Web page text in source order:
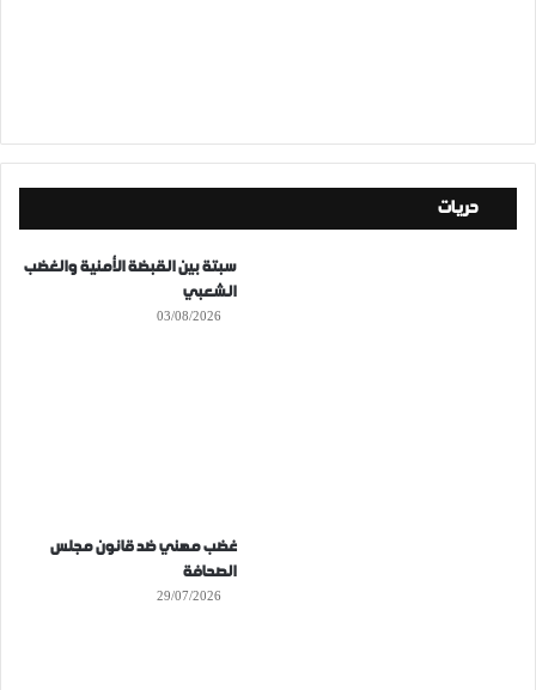
حريات
سبتة بين القبضة الأمنية والغضب
الشعبي
03/08/2026
غضب مهني ضد قانون مجلس
الصحافة
29/07/2026